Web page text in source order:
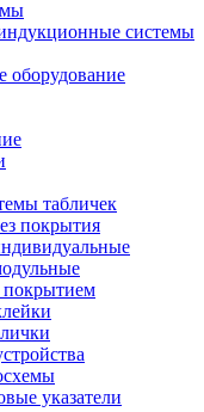
системы
оборудование
табличек
покрытия
указатели